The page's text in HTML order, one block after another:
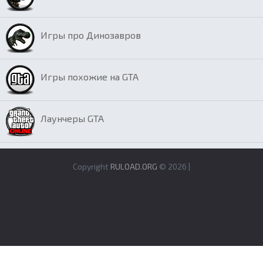
Игры про Динозавров
Игры похожие на GTA
Лаунчеры GTA
Copyright RULOAD.ORG © 2026 |